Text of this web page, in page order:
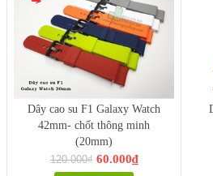
Dây cao su F1 Galaxy Watch
42mm- chốt thông minh
(20mm)
120.000₫ 60.000₫